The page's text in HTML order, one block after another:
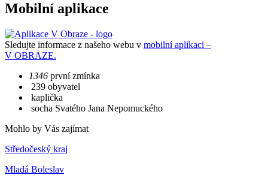
Mobilní aplikace
Sledujte informace z našeho webu v mobilní aplikaci –
V OBRAZE.
1346 první zmínka
239 obyvatel
kaplička
socha Svatého Jana Nepomuckého
Mohlo by Vás zajímat
Středočeský kraj
Mladá Boleslav